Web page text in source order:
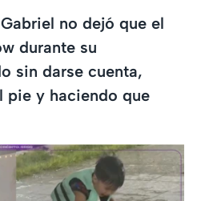
no dejó que el
durante su
sin darse cuenta,
pie y haciendo que